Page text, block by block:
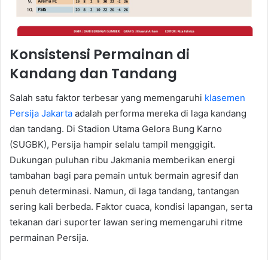
Konsistensi Permainan di
Kandang dan Tandang
Salah satu faktor terbesar yang memengaruhi klasemen
Persija Jakarta adalah performa mereka di laga kandang
dan tandang. Di Stadion Utama Gelora Bung Karno
(SUGBK), Persija hampir selalu tampil menggigit.
Dukungan puluhan ribu Jakmania memberikan energi
tambahan bagi para pemain untuk bermain agresif dan
penuh determinasi. Namun, di laga tandang, tantangan
sering kali berbeda. Faktor cuaca, kondisi lapangan, serta
tekanan dari suporter lawan sering memengaruhi ritme
permainan Persija.